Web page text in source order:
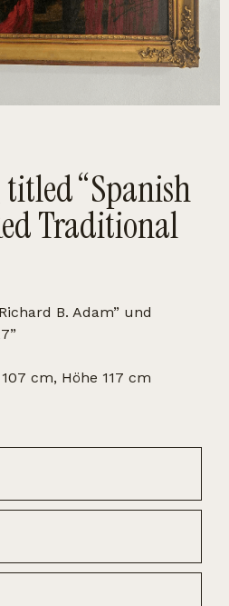
“Spanish
Traditional
B. Adam” und
cm, Höhe 117 cm